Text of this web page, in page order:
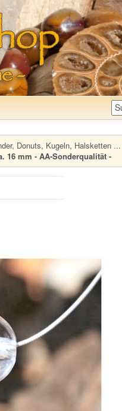
Donuts, Kugeln, Halsketten ...
16 mm - AA-Sonderqualität -